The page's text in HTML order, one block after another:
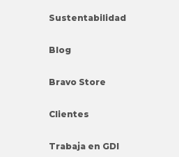
Sustentabilidad
Blog
Bravo Store
Clientes
Trabaja en GDI